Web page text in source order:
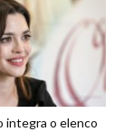
integra o elenco